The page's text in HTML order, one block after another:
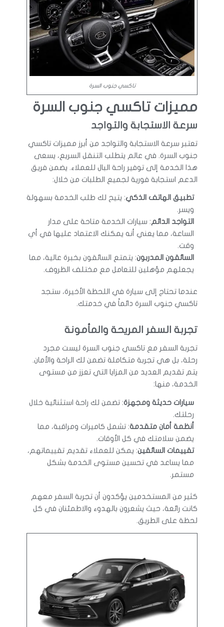
تاكسي جنوب السرة
مميزات تاكسي جنوب السرة
سرعة الاستجابة والتواجد
تعتبر سرعة الاستجابة والتواجد من أبرز مميزات تاكسي
جنوب السرة. في عالم يتطلب التنقل السريع، يسعى
هذا الخدمة إلى توفير راحة البال للعملاء. يضمن فريق
الدعم استجابة فورية لجميع الطلبات من خلال:
تطبيق الهاتف الذكي: يتيح لك طلب الخدمة بسهولة
ويسر.
التواجد الدائم: سيارات الخدمة متاحة على مدار
الساعة، مما يعني أنه يمكنك الاعتماد عليها في أي
وقت.
السائقون المدربون: يتمتع السائقون بخبرة عالية، مما
يجعلهم مؤهلين للتعامل مع مختلف الظروف.
عندما تحتاج إلى سيارة في اللحظة الأخيرة، ستجد
تاكسي جنوب السرة دائماً في خدمتك.
تجربة السفر المريحة والمأمونة
تجربة السفر مع تاكسي جنوب السرة ليست مجرد
رحلة، بل هي تجربة متكاملة تضمن لك الراحة والأمان.
يتم تقديم العديد من المزايا التي تعزز من مستوى
الخدمة، منها:
سيارات حديثة ومجهزة: تضمن لك راحة استثنائية خلال
رحلتك.
أنظمة أمان متقدمة: تشمل كاميرات ومراقبة، مما
يضمن سلامتك في كل الأوقات.
تقييمات السائقين: يمكن للعملاء تقديم تقييماتهم،
مما يساعد في تحسين مستوى الخدمة بشكل
مستمر.
كثير من المستخدمين يؤكدون أن تجربة السفر معهم
كانت رائعة، حيث يشعرون بالهدوء والاطمئنان في كل
لحظة على الطريق.